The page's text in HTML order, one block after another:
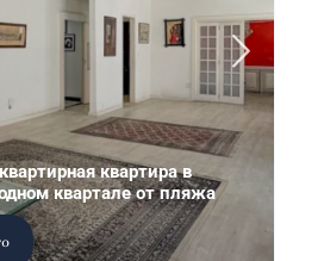
квартира в
квартале от пляжа